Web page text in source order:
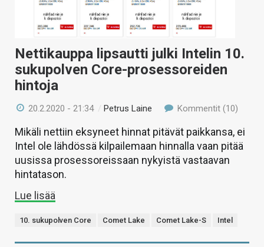
Nettikauppa lipsautti julki Intelin 10.
sukupolven Core-prosessoreiden
hintoja
20.2.2020 - 21:34 /Petrus Laine Kommentit (10)
Mikäli nettiin eksyneet hinnat pitävät paikkansa, ei
Intel ole lähdössä kilpailemaan hinnalla vaan pitää
uusissa prosessoreissaan nykyistä vastaavan
hintatason.
Lue lisää
10. sukupolven Core Comet Lake Comet Lake-S Intel